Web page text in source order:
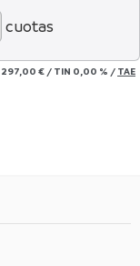
cuotas
297,00 € / TIN 0,00 % / TAE